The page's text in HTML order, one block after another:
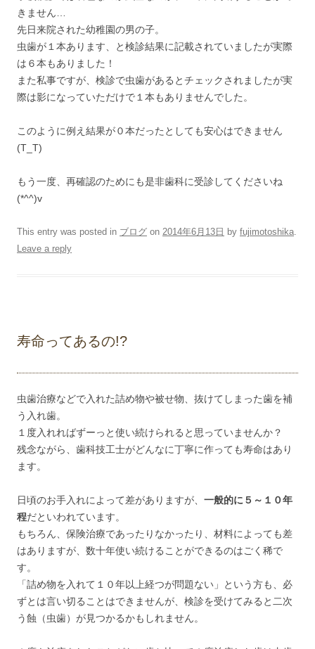
きません…
先日来院された幼稚園の男の子。
虫歯が１本あります、と検診結果に記載されていましたが実際
は６本もありました！
また私事ですが、検診で虫歯があるとチェックされましたが実
際は影になっていただけで１本もありませんでした。
このように例え結果が０本だったとしても安心はできません
(T_T)
もう一度、再確認のためにも是非歯科に受診してくださいね
(*^^)v
This entry was posted in ブログ on 2014年6月13日 by fujimotoshika
Leave a reply
寿命ってあるの!?
虫歯治療などで入れた詰め物や被せ物、抜けてしまった歯を補
う入れ歯。
１度入れればずーっと使い続けられると思っていませんか？
残念ながら、歯科技工士がどんなに丁寧に作っても寿命はあり
ます。
日頃のお手入れによって差がありますが、 一般的に５～１０年
程だといわれています。
もちろん、保険治療であったりなかったり、材料によっても差
はありますが、数十年使い続けることができるのはごく稀で
す。
「詰め物を入れて１０年以上経つが問題ない」という方も、必
ずとは言い切ることはできませんが、検診を受けてみると二次
う蝕（虫歯）が見つかるかもしれません。